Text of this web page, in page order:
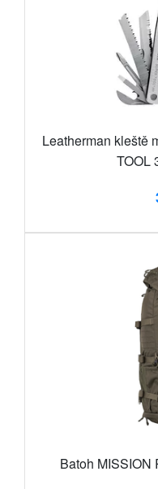
Leatherman kleště
TOOL
Batoh MISSION